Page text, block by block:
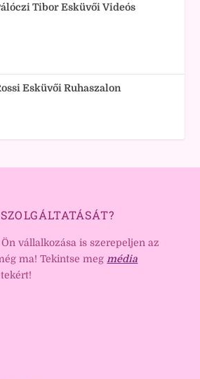
Tibor Esküvői Videós
Esküvői Ruhaszalon
vállalkozása is szerepeljen az
ma! Tekintse megmédia